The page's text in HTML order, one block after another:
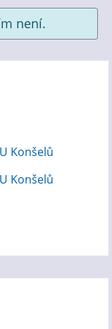
není.
Konšelů
Konšelů